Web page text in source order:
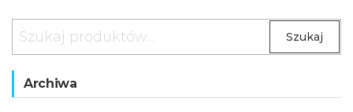
Szukaj: Szukaj
Archiwa